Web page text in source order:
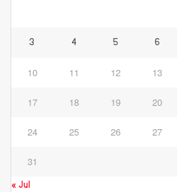
3 4 5 6
10 11 12 13
17 18 19 20
24 25 26 27
31
« Jul